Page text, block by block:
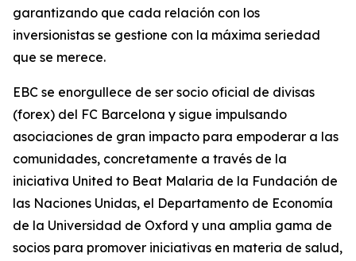
garantizando que cada relación con los
inversionistas se gestione con la máxima seriedad
que se merece.
EBC se enorgullece de ser socio oficial de divisas
(forex) del FC Barcelona y sigue impulsando
asociaciones de gran impacto para empoderar a las
comunidades, concretamente a través de la
iniciativa United to Beat Malaria de la Fundación de
las Naciones Unidas, el Departamento de Economía
de la Universidad de Oxford y una amplia gama de
socios para promover iniciativas en materia de salud,